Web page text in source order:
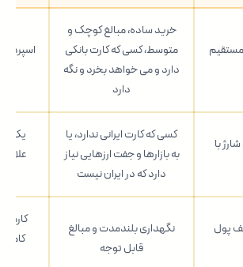
مستقیم
خرید ساده، مبالغ کوچک و
متوسط، کسی که کارت بانکی
دارد و می خواهد بخرد و نگه
دارد
اسپرد.
با
کسی که کارت ایرانی ندارد، یا
به بازارها و جفت ارزهایی نیاز
دارد که در ایران نیست
یک
پول
نگهداری بلندمدت و مبالغ
قابل توجه
کامل